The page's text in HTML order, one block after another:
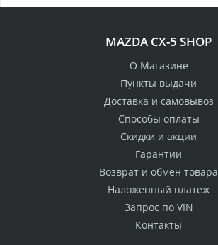
MAZDA CX-5 SHOP
О Магазине
Пункты выдачи
Доставка и самовывоз
Способы оплаты
Скидки и акции
Гарантии
Возврат и обмен товара
Наложенный платеж
Запрос по VIN
Контакты